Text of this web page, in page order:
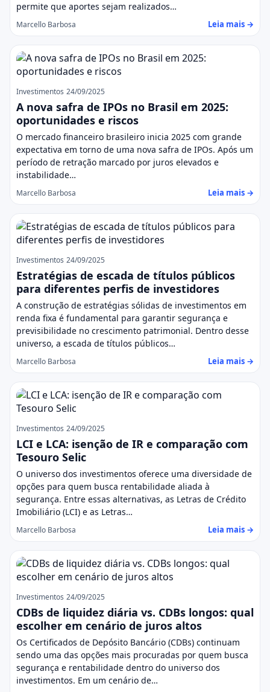
permite que aportes sejam realizados…
Marcello Barbosa Leia mais →
Investimentos 24/09/2025
A nova safra de IPOs no Brasil em 2025:
oportunidades e riscos
O mercado financeiro brasileiro inicia 2025 com grande
expectativa em torno de uma nova safra de IPOs. Após um
período de retração marcado por juros elevados e
instabilidade…
Marcello Barbosa Leia mais →
Investimentos 24/09/2025
Estratégias de escada de títulos públicos
para diferentes perfis de investidores
A construção de estratégias sólidas de investimentos em
renda fixa é fundamental para garantir segurança e
previsibilidade no crescimento patrimonial. Dentro desse
universo, a escada de títulos públicos…
Marcello Barbosa Leia mais →
Investimentos 24/09/2025
LCI e LCA: isenção de IR e comparação com
Tesouro Selic
O universo dos investimentos oferece uma diversidade de
opções para quem busca rentabilidade aliada à
segurança. Entre essas alternativas, as Letras de Crédito
Imobiliário (LCI) e as Letras…
Marcello Barbosa Leia mais →
Investimentos 24/09/2025
CDBs de liquidez diária vs. CDBs longos: qual
escolher em cenário de juros altos
Os Certificados de Depósito Bancário (CDBs) continuam
sendo uma das opções mais procuradas por quem busca
segurança e rentabilidade dentro do universo dos
investimentos. Em um cenário de…